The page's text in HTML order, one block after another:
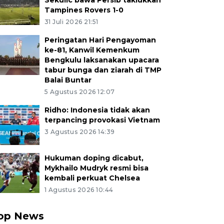
Tampines Rovers 1-0
31 Juli 2026 21:51
Peringatan Hari Pengayoman
ke-81, Kanwil Kemenkum
Bengkulu laksanakan upacara
tabur bunga dan ziarah di TMP
Balai Buntar
5 Agustus 2026 12:07
Ridho: Indonesia tidak akan
terpancing provokasi Vietnam
3 Agustus 2026 14:39
Hukuman doping dicabut,
Mykhailo Mudryk resmi bisa
kembali perkuat Chelsea
1 Agustus 2026 10:44
News